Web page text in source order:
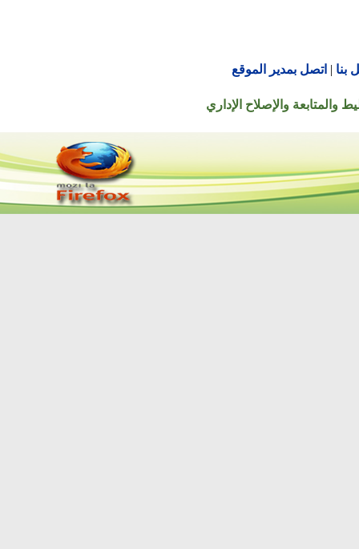
| اتصل بمدير الموقع
والإصلاح الإداري